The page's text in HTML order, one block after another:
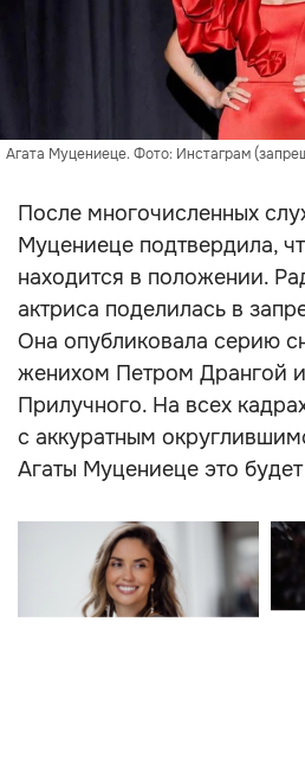
Агата Муцениеце. Фото: Инстаграм
После многочисленных
Муцениеце подтвердила,
находится в положении.
актриса поделилась в
Она опубликовала серию
женихом Петром Дрангой
Прилучного. На всех
с аккуратным
Агаты Муцениеце это